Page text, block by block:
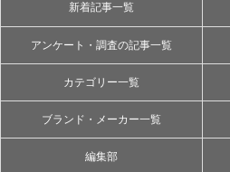
新着記事一覧
アンケート・調査の記事一覧
カテゴリー一覧
ブランド・メーカー一覧
編集部